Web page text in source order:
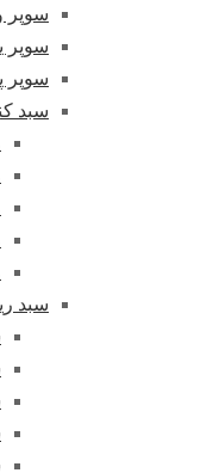
سوپر
سوپر
سوپر
سبد
سبد